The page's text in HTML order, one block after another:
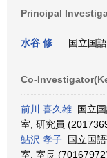
Principal
水谷 修 国立国
Co-
前川 喜久雄 国立
室, 研究員
鮎沢 孝子 国立国
室, 室長